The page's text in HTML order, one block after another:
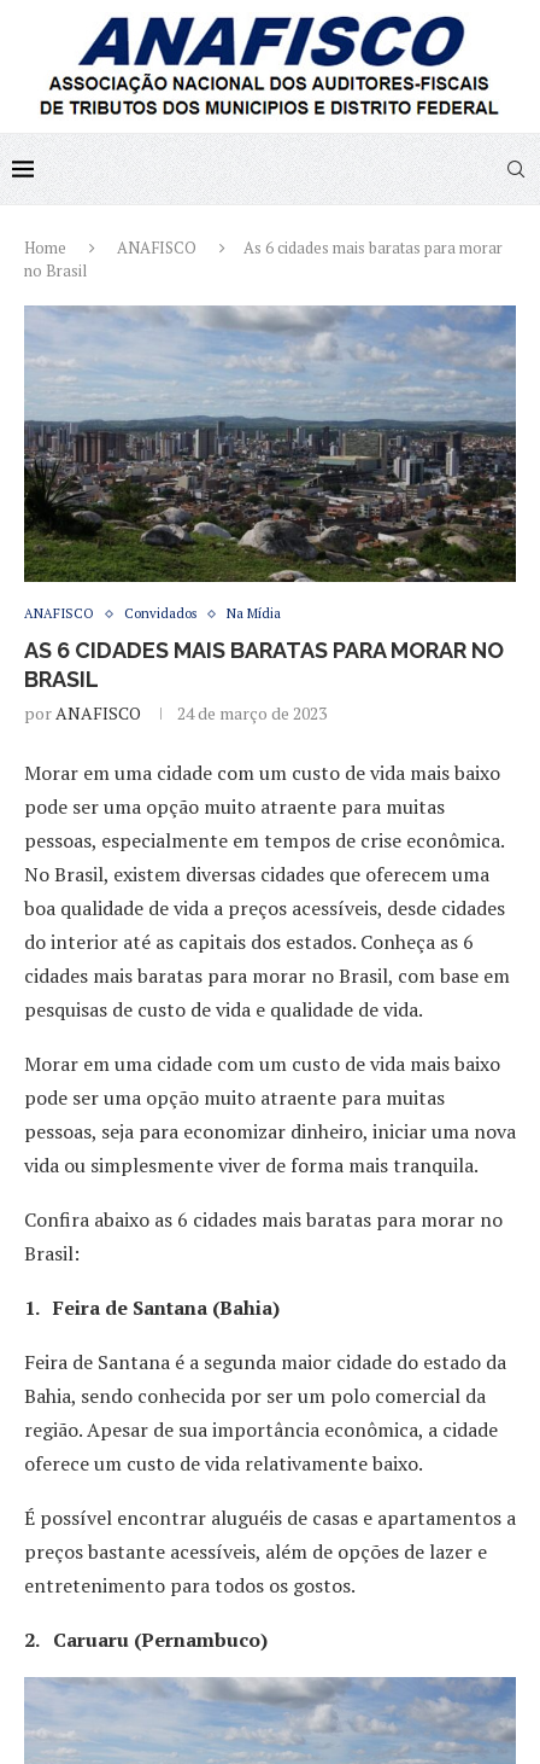
Home ANAFISCO
As 6 cidades mais baratas para morar
no Brasil
ANAFISCO Convidados Na Mídia
AS 6 CIDADES MAIS BARATAS PARA MORAR NO
BRASIL
porANAFISCO 24 de março de 2023
Morar em uma cidade com um custo de vida mais baixo
pode ser uma opção muito atraente para muitas
pessoas, especialmente em tempos de crise econômica.
No Brasil, existem diversas cidades que oferecem uma
boa qualidade de vida a preços acessíveis, desde cidades
do interior até as capitais dos estados. Conheça as 6
cidades mais baratas para morar no Brasil, com base em
pesquisas de custo de vida e qualidade de vida.
Morar em uma cidade com um custo de vida mais baixo
pode ser uma opção muito atraente para muitas
pessoas, seja para economizar dinheiro, iniciar uma nova
vida ou simplesmente viver de forma mais tranquila.
Confira abaixo as 6 cidades mais baratas para morar no
Brasil:
1. Feira de Santana (Bahia)
Feira de Santana é a segunda maior cidade do estado da
Bahia, sendo conhecida por ser um polo comercial da
região. Apesar de sua importância econômica, a cidade
oferece um custo de vida relativamente baixo.
É possível encontrar aluguéis de casas e apartamentos a
preços bastante acessíveis, além de opções de lazer e
entretenimento para todos os gostos.
2. Caruaru (Pernambuco)